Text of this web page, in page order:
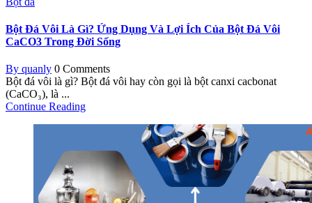
Bột Đá Vôi Là Gì? Ứng Dụng Và Lợi Ích Của Bột Đá Vôi
CaCO3 Trong Đời Sống
By quanly 0 Comments
Bột đá vôi là gì? Bột đá vôi hay còn gọi là bột canxi cacbonat
(CaCO₃), là ...
Continue Reading